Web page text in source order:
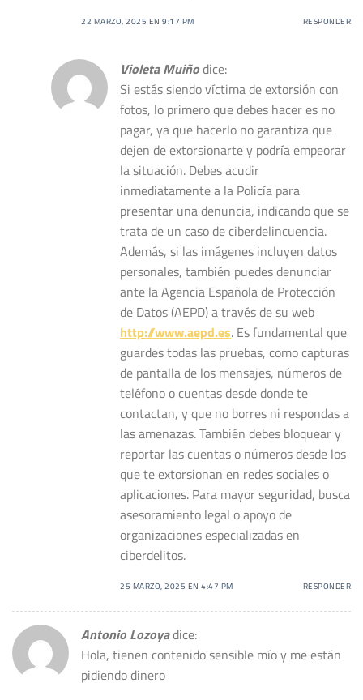
22 MARZO, 2025 EN 9:17 PM RESPONDER
Violeta Muiñodice:
Si estás siendo víctima de extorsión con
fotos, lo primero que debes hacer es no
pagar, ya que hacerlo no garantiza que
dejen de extorsionarte y podría empeorar
la situación. Debes acudir
inmediatamente a la Policía para
presentar una denuncia, indicando que se
trata de un caso de ciberdelincuencia.
Además, si las imágenes incluyen datos
personales, también puedes denunciar
ante la Agencia Española de Protección
de Datos (AEPD) a través de su web
http://www.aepd.es. Es fundamental que
guardes todas las pruebas, como capturas
de pantalla de los mensajes, números de
teléfono o cuentas desde donde te
contactan, y que no borres ni respondas a
las amenazas. También debes bloquear y
reportar las cuentas o números desde los
que te extorsionan en redes sociales o
aplicaciones. Para mayor seguridad, busca
asesoramiento legal o apoyo de
organizaciones especializadas en
ciberdelitos.
25 MARZO, 2025 EN 4:47 PM RESPONDER
Antonio Lozoyadice:
Hola, tienen contenido sensible mío y me están
pidiendo dinero